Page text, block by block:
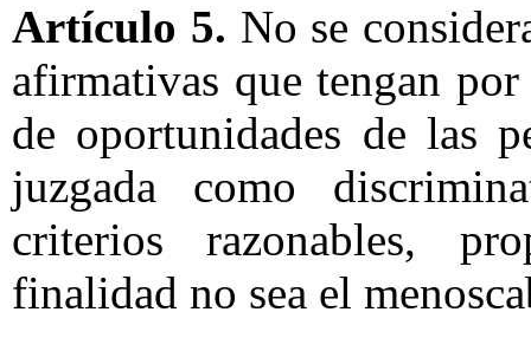
Artículo 5. No se
afirmativas que tengan
de oportunidades de las
juzgada como
criterios razonables,
finalidad no sea el